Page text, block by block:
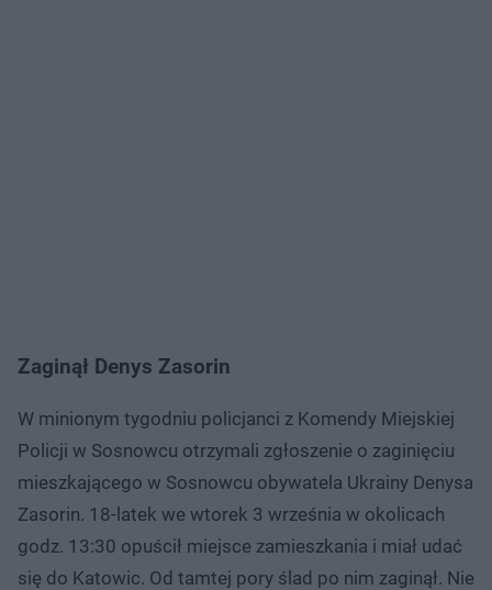
Zaginął Denys Zasorin
W minionym tygodniu policjanci z Komendy Miejskiej
Policji w Sosnowcu otrzymali zgłoszenie o zaginięciu
mieszkającego w Sosnowcu obywatela Ukrainy Denysa
Zasorin. 18-latek we wtorek 3 września w okolicach
godz. 13:30 opuścił miejsce zamieszkania i miał udać
się do Katowic. Od tamtej pory ślad po nim zaginął. Nie